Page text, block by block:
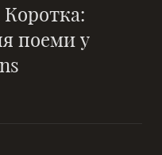
поеми у